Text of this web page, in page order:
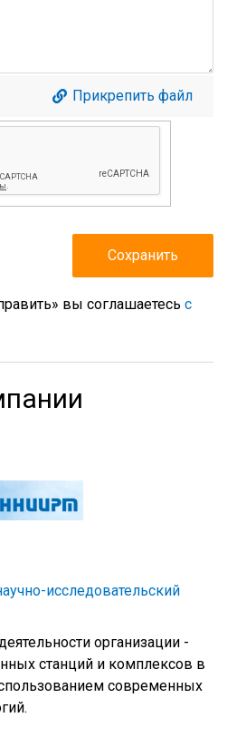
Прикрепить файл
вы соглашаетесь с
исследовательский
организации -
станций и комплексов в
современных